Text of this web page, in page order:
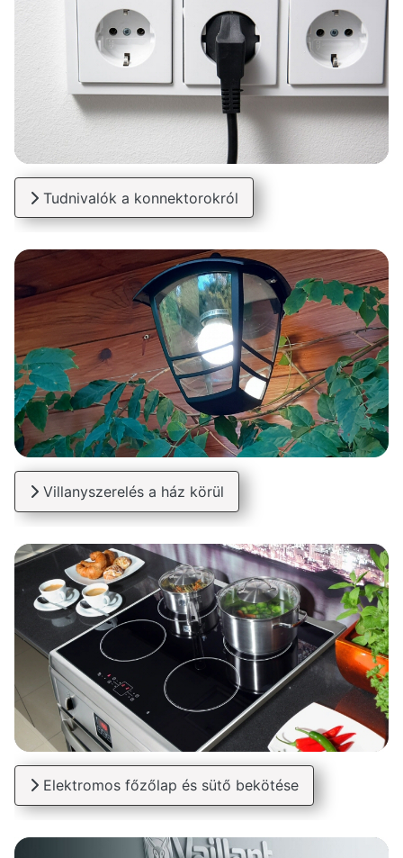
Tudnivalók a konnektorokról
Villanyszerelés a ház körül
Elektromos főzőlap és sütő bekötése